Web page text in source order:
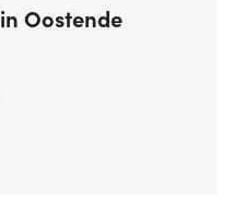
in Oostende